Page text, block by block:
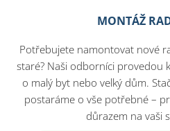
MONTÁŽ
Potřebujete namontovat nové
staré? Naši odborníci provedou
o malý byt nebo velký dům.
postaráme o vše potřebné –
důrazem na vaši